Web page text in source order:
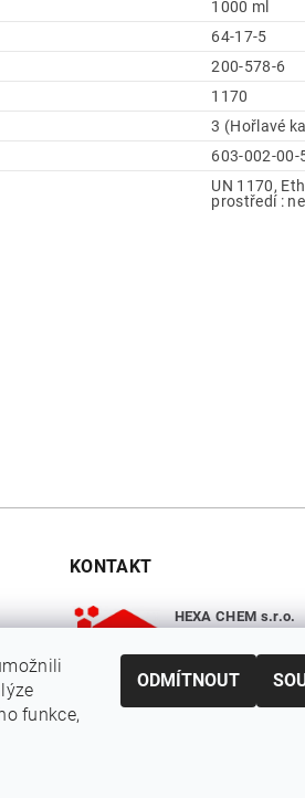
1000 ml
64-17-5
200-578-6
1170
3 (Hořlavé
603-002-00-
UN 1170,
prostředí :
KONTAKT
HEXA CHEM s.r.o.
+420 734 720
funkce,
ODMÍTNOUT